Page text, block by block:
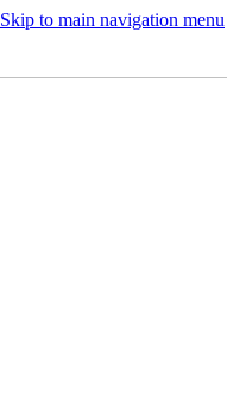
Skip to main navigation menu